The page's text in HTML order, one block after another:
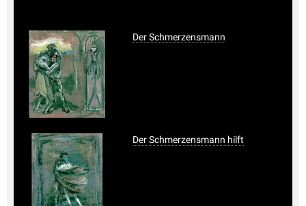
Der Schmerzensmann
Der Schmerzensmann hilft